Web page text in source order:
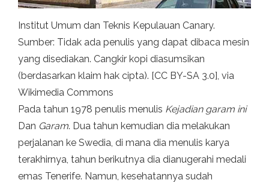
Institut Umum dan Teknis Kepulauan Canary.
Sumber: Tidak ada penulis yang dapat dibaca mesin
yang disediakan. Cangkir kopi diasumsikan
(berdasarkan klaim hak cipta). [CC BY-SA 3.0], via
Wikimedia Commons
Pada tahun 1978 penulis menulis Kejadian garam ini
Dan Garam. Dua tahun kemudian dia melakukan
perjalanan ke Swedia, di mana dia menulis karya
terakhirnya, tahun berikutnya dia dianugerahi medali
emas Tenerife. Namun, kesehatannya sudah